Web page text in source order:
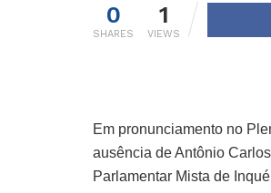
0
SHARES
1
VIEWS
Em pronunciamento no
ausência deAntônio
Parlamentar Mista de